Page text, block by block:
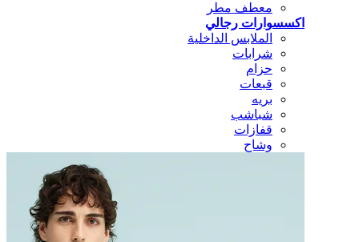
معطف مطر
اكسسوارات رجالي
الملابس الداخلية
شرابات
حزام
قبعات
بريه
شباشب
قفازات
وشاح